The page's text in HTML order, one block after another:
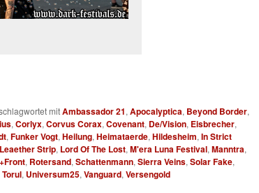
mitAmbassador 21, Apocalyptica, Beyond Border,
, Corlyx, Corvus Corax, Covenant, De/Vision, Eisbrecher,
, Funker Vogt, Heilung, Heimataerde, Hildesheim, In Strict
Leaether Strip, Lord Of The Lost, M'era Luna Festival, Manntra,
, Rotersand, Schattenmann, Sierra Veins, Solar Fake,
Torul, Universum25, Vanguard, Versengold